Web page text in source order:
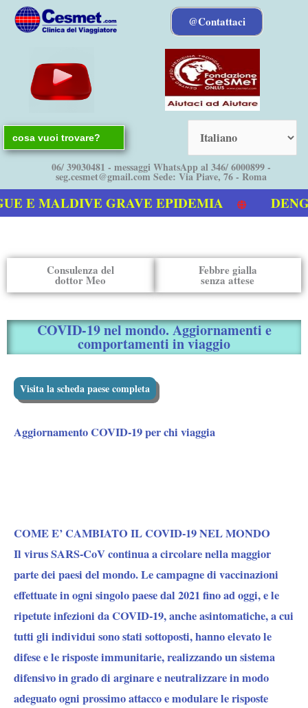
@Contattaci
Search
for:
06/ 39030481 - messaggi WhatsApp al 346/ 6000899 -
seg.cesmet@gmail.com Sede: Via Piave, 76 - Roma
E MALDIVE GRAVE EPIDEMIA
Consulenza del
dottor Meo
Febbre gialla
senza attese
COVID-19 nel mondo. Aggiornamenti e
comportamenti in viaggio
Visita la scheda paese completa
Aggiornamento COVID-19 per chi viaggia
COME E’ CAMBIATO IL COVID-19 NEL MONDO
Il virus SARS-CoV continua a circolare nella maggior
parte dei paesi del mondo. Le campagne di vaccinazioni
effettuate in ogni singolo paese dal 2021 fino ad oggi, e le
ripetute infezioni da COVID-19, anche asintomatiche, a cui
tutti gli individui sono stati sottoposti, hanno elevato le
difese e le risposte immunitarie, realizzando un sistema
difensivo in grado di arginare e neutralizzare in modo
adeguato ogni prossimo attacco e modulare le risposte